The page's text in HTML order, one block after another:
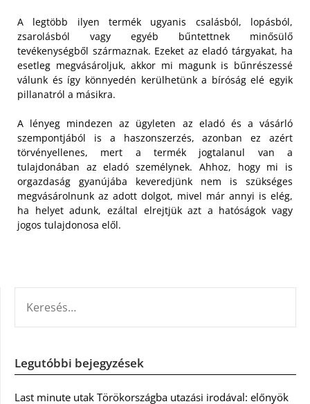
A legtöbb ilyen termék ugyanis csalásból, lopásból,
zsarolásból vagy egyéb bűntettnek minősülő
tevékenységből származnak. Ezeket az eladó tárgyakat, ha
esetleg megvásároljuk, akkor mi magunk is bűnrészessé
válunk és így könnyedén kerülhetünk a bíróság elé egyik
pillanatról a másikra.
A lényeg mindezen az ügyleten az eladó és a vásárló
szempontjából is a haszonszerzés, azonban ez azért
törvényellenes, mert a termék jogtalanul van a
tulajdonában az eladó személynek. Ahhoz, hogy mi is
orgazdaság gyanújába keveredjünk nem is szükséges
megvásárolnunk az adott dolgot, mivel már annyi is elég,
ha helyet adunk, ezáltal elrejtjük azt a hatóságok vagy
jogos tulajdonosa elől.
Legutóbbi bejegyzések
Last minute utak Törökországba utazási irodával: előnyök